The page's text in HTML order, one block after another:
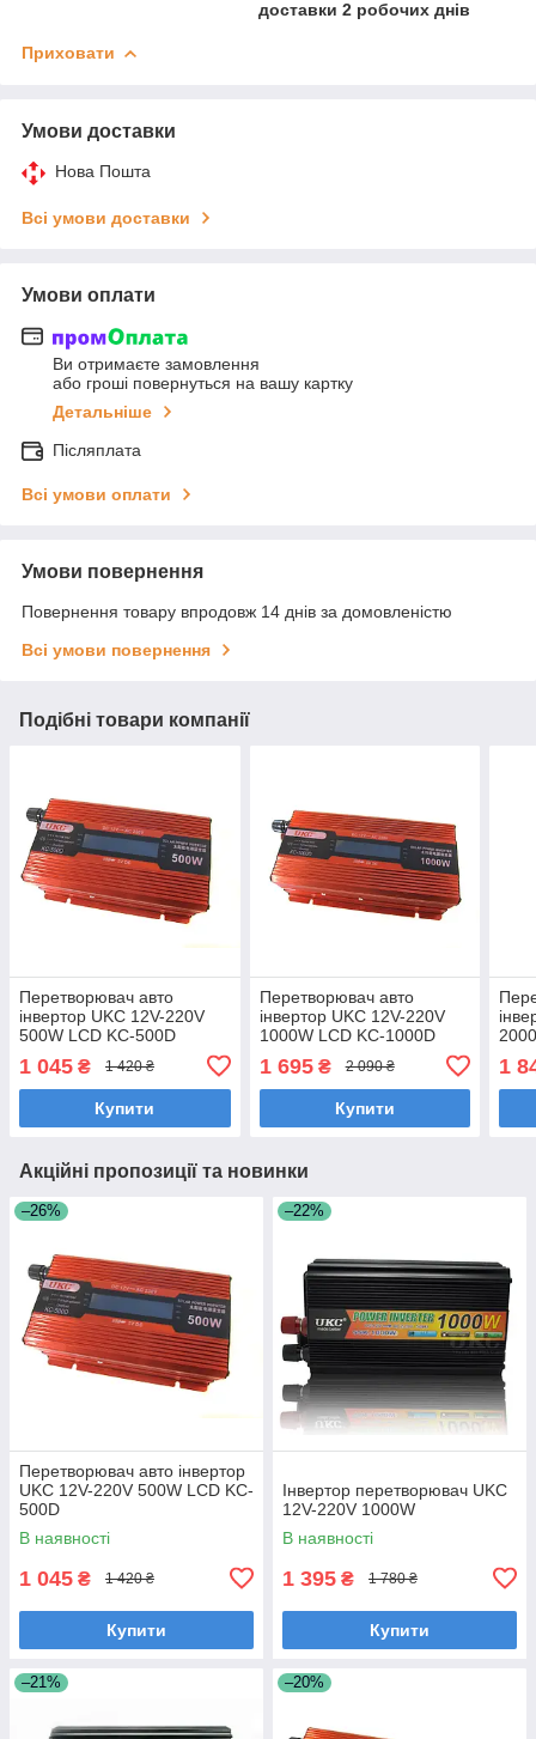
доставки 2 робочих днів
Приховати
Умови доставки
Нова Пошта
Всі умови доставки
Умови оплати
Ви отримаєте замовлення
або гроші повернуться на вашу картку
Детальніше
Післяплата
Всі умови оплати
Умови повернення
Повернення товару впродовж 14 днів за домовленістю
Всі умови повернення
Подібні товари компанії
Перетворювач авто
інвертор UKC 12V-220V
500W LCD KC-500D
1 045 ₴ 1 420 ₴
Купити
Перетворювач авто
інвертор UKC 12V-220V
1000W LCD KC-1000D
1 695₴ 2 090 ₴
Купити
1
Акційні пропозиції та новинки
–26%
Перетворювач авто інвертор
UKC 12V-220V 500W LCD KC-
500D
В наявності
1 045 ₴ 1 420 ₴
Купити
–22%
Інвертор перетворювач UKC
12V-220V 1000W
В наявності
1 395 ₴ 1 780 ₴
Купити
–21% –20%